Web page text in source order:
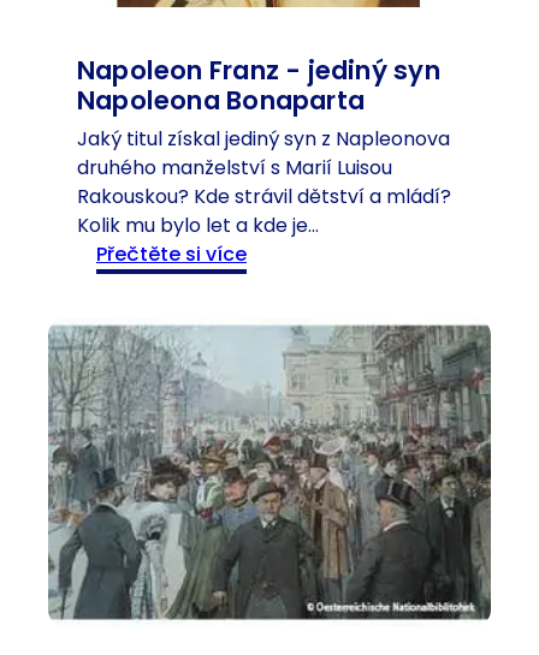
š
p
a
n
ě
l
s
k
o
m
n
c
í
s
a
ř
s
n
a
n
á
s
t
p
c
Napoleon Franz - jediný syn
Napoleona Bonaparta
Jaký titul získal jediný syn z Napleonova
druhého manželství s Marií Luisou
Rakouskou? Kde strávil dětství a mládí?
Kolik mu bylo let a kde je…
Přečtěte si více:
N
l
e
o
n
F
n
z